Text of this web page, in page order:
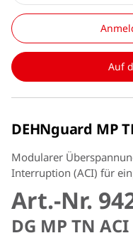
Auf
DEHNguard MP
Modularer
Interruption (ACI) für
Art.-Nr.
DG MP TN